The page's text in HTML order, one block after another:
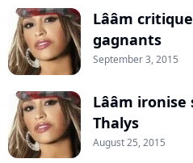
Lââm
gagnants
September 3, 2015
Lââm
Thalys
August 25, 2015